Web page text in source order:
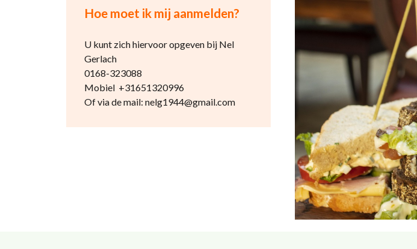
Hoe moet ik mij aanmelden?
U kunt zich hiervoor opgeven bij Nel
Gerlach
0168-323088
Mobiel +31651320996
Of via de mail: nelg1944@gmail.com